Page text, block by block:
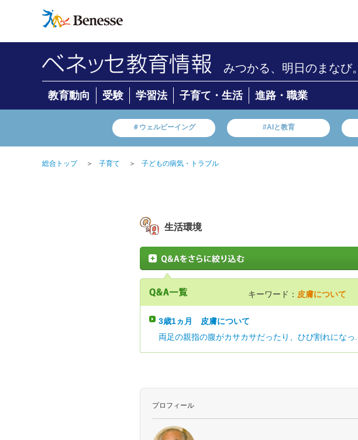
みつかる、明日のまなび。
教育動向 受験 学習法 子育て・生活 進路・職業
＃ウェルビーイング #AIと教育
総合トップ ＞ 子育て ＞ 子どもの病気・トラブル
生活環境
キーワード： 皮膚について
3歳1ヵ月
皮膚について
両足の親指の腹がカサカサだったり、ひび割れになっ...
プロフィール